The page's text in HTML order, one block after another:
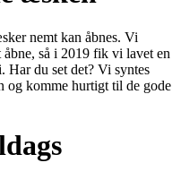
nemt kan åbnes. Vi
så i 2019 fik vi lavet en
Har du set det? Vi syntes
og komme hurtigt til de gode